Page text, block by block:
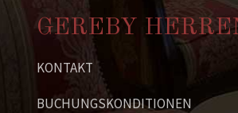
GEREBY
KONTAKT
BUCHUNGSKONDITIONEN